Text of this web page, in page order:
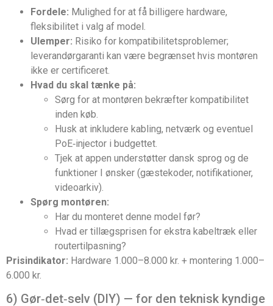
Fordele: Mulighed for at få billigere hardware,
fleksibilitet i valg af model.
Ulemper: Risiko for kompatibilitetsproblemer;
leverandørgaranti kan være begrænset hvis montøren
ikke er certificeret.
Hvad du skal tænke på:
Sørg for at montøren bekræfter kompatibilitet
inden køb.
Husk at inkludere kabling, netværk og eventuel
PoE‑injector i budgettet.
Tjek at appen understøtter dansk sprog og de
funktioner I ønsker (gæstekoder, notifikationer,
videoarkiv).
Spørg montøren:
Har du monteret denne model før?
Hvad er tillægsprisen for ekstra kabeltræk eller
routertilpasning?
Prisindikator: Hardware 1.000–8.000 kr. + montering 1.000–
6.000 kr.
6) Gør‑det‑selv (DIY) — for den teknisk kyndige